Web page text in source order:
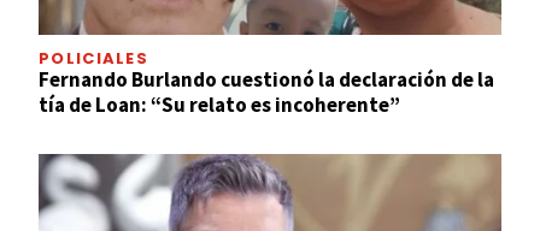
POLICIALES
Fernando Burlando cuestionó la declaración de la
tía de Loan: “Su relato es incoherente”